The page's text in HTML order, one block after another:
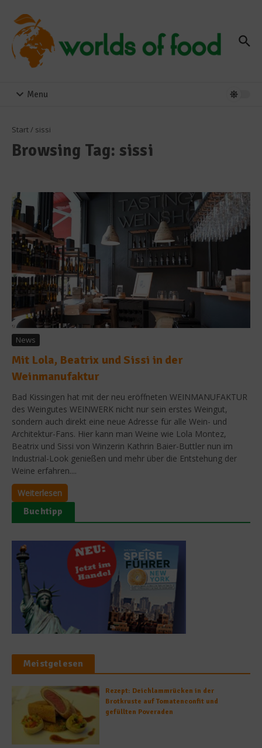
Menu
Start/ sissi
Browsing Tag: sissi
News
Mit Lola, Beatrix und Sissi in der
Weinmanufaktur
Bad Kissingen hat mit der neu eröffneten WEINMANUFAKTUR
des Weingutes WEINWERK nicht nur sein erstes Weingut,
sondern auch direkt eine neue Adresse für alle Wein- und
Architektur-Fans. Hier kann man Weine wie Lola Montez,
Beatrix und Sissi von Winzerin Kathrin Baier-Buttler nun im
Industrial-Look genießen und mehr über die Entstehung der
Weine erfahren....
Weiterlesen
Buchtipp
Meistgelesen
Rezept: Deichlammrücken in der
Brotkruste auf Tomatenconfit und
gefüllten Poveraden